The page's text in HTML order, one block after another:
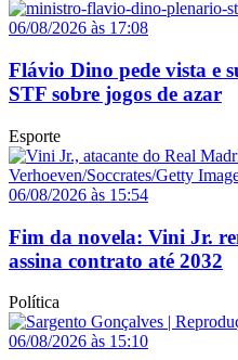
06/08/2026 às 17:08
Flávio Dino pede vista e
STF sobre jogos de azar
Esporte
06/08/2026 às 15:54
Fim da novela: Vini Jr.
assina contrato até 2032
Política
06/08/2026 às 15:10